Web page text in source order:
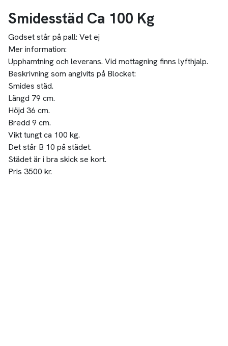
Smidesstäd Ca 100 Kg
Godset står på pall: Vet ej
Mer information:
Upphamtning och leverans. Vid mottagning finns lyfthjalp.
Beskrivning som angivits på Blocket:
Smides städ.
Längd 79 cm.
Höjd 36 cm.
Bredd 9 cm.
Vikt tungt ca 100 kg.
Det står B 10 på städet.
Städet är i bra skick se kort.
Pris 3500 kr.